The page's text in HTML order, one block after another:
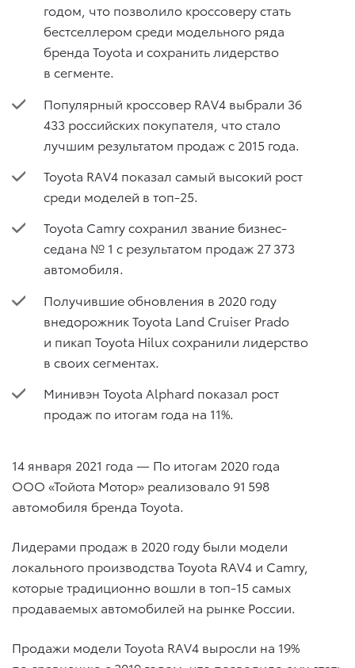
годом, что позволило кроссоверу стать
бестселлером среди модельного ряда
бренда Toyota и сохранить лидерство
в сегменте.
Популярный кроссовер RAV4 выбрали 36
433 российских покупателя, что стало
лучшим результатом продаж с 2015 года.
Toyota RAV4 показал самый высокий рост
среди моделей в топ-25.
Toyota Camry сохранил звание бизнес-
седана № 1 с результатом продаж 27 373
автомобиля.
Получившие обновления в 2020 году
внедорожник Toyota Land Cruiser Prado
и пикап Toyota Hilux сохранили лидерство
в своих сегментах.
Минивэн Toyota Alphard показал рост
продаж по итогам года на 11%.
14 января 2021 года — По итогам 2020 года
ООО «Тойота Мотор» реализовало 91 598
автомобиля бренда Toyota.
Лидерами продаж в 2020 году были модели
локального производства Toyota RAV4 и Camry,
которые традиционно вошли в топ-15 самых
продаваемых автомобилей на рынке России.
Продажи модели Toyota RAV4 выросли на 19%